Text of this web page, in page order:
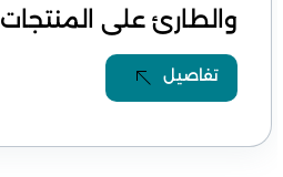
والطارئ على المنتجات.
تفاصيل